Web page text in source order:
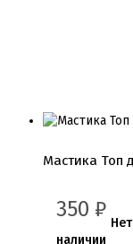
Мастика Топ
350 ₽
наличии